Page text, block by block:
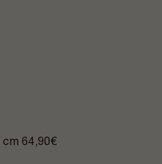
cm64,90€